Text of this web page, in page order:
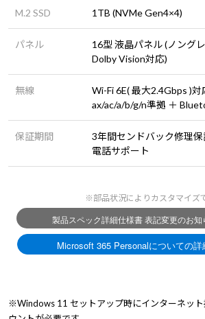
M.2 SSD 1TB (NVMe Gen4×4)
パネル
16型 液晶パネル (ノング
Dolby Vision対応)
無線
Wi-Fi 6E( 最大2.4Gbps )対
ax/ac/a/b/g/n準拠 ＋
保証期間
3年間センドバック修理
電話サポート
※部品状況によりカスタマイズ
※Windows 11 セットアップ時にインターネッ